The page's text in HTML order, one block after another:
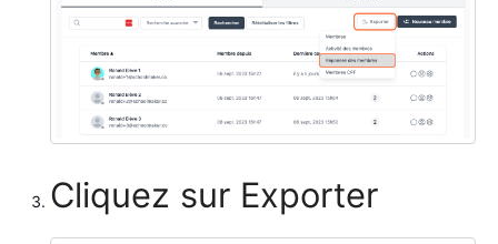
Cliquez sur Exporter